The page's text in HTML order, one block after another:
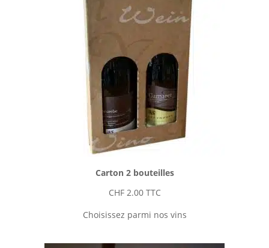
Carton 2 bouteilles
CHF2.00 TTC
Choisissez parmi nos vins